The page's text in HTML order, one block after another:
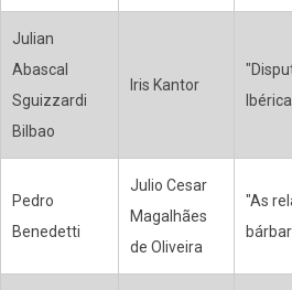
Julian
Abascal
Sguizzardi
Bilbao
Iris Kantor
Pedro
Benedetti
Julio Cesar
Magalhães
de Oliveira
"As